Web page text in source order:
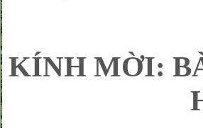
KÍNH MỜI: